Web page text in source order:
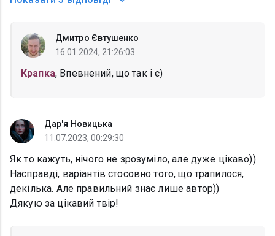
Дмитро Євтушенко
16.01.2024, 21:26:03
Крапка, Впевнений, що так і є)
Дар'я Новицька
11.07.2023, 00:29:30
Як то кажуть, нічого не зрозуміло, але дуже цікаво))
Насправді, варіантів стосовно того, що трапилося,
декілька. Але правильний знає лише автор))
Дякую за цікавий твір!